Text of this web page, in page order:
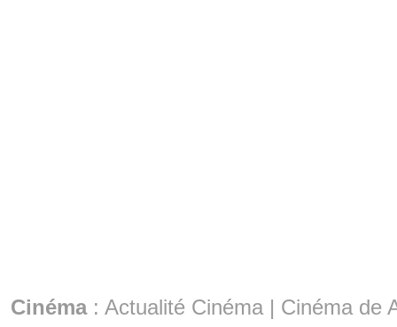
Cinéma: Actualité Cinéma | Cinéma de